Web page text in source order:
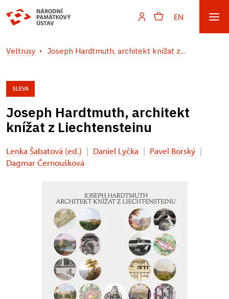
EN
Veltrusy Joseph Hardtmuth, architekt knížat z...
SLEVA
Joseph Hardtmuth, architekt
knížat z Liechtensteinu
Lenka Šabatová (ed.) | Daniel Lyčka | Pavel Borský |
Dagmar Černoušková